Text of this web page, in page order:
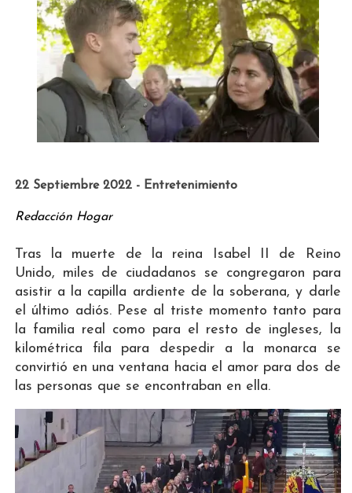
22 Septiembre 2022 - Entretenimiento
Redacción Hogar
Tras la muerte de la reina Isabel II de Reino
Unido, miles de ciudadanos se congregaron para
asistir a la capilla ardiente de la soberana, y darle
el último adiós. Pese al triste momento tanto para
la familia real como para el resto de ingleses, la
kilométrica fila para despedir a la monarca se
convirtió en una ventana hacia el amor para dos de
las personas que se encontraban en ella.